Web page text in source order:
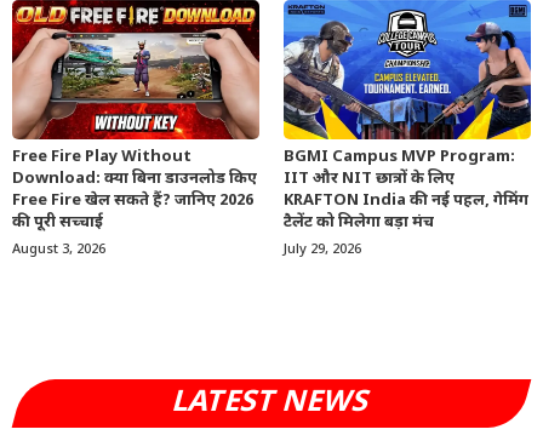
Free Fire Play Without
Download: क्या बिना डाउनलोड किए
Free Fire खेल सकते हैं? जानिए 2026
की पूरी सच्चाई
August 3, 2026
BGMI Campus MVP Program:
IIT और NIT छात्रों के लिए
KRAFTON India की नई पहल, गेमिंग
टैलेंट को मिलेगा बड़ा मंच
July 29, 2026
LATEST NEWS